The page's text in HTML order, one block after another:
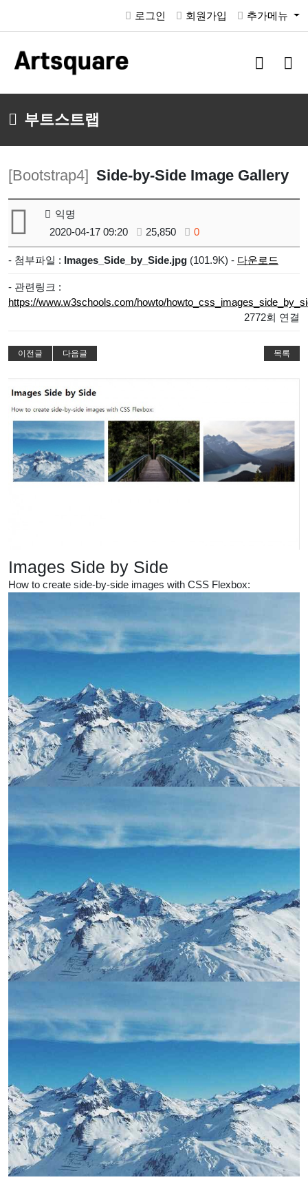
로그인 회원가입 추가메뉴
검
버
메
버
부트스트랩
[Bootstrap4] Side-by-Side Image Gallery
익명
2020-04-17 09:20
25,850 0
- 첨부파일 : Images_Side_by_Side.jpg (101.9K) - 다운로드
- 관련링크 :
https://www.w3schools.com/howto/
2772회 연결
이전글 다음글 목록
Images Side by Side
How to create side-by-side images with CSS Flexbox: